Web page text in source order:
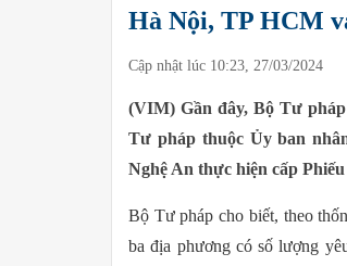
Hà Nội, TP HCM
Cập nhật lúc 10:23, 27/03/2024
(VIM) Gần đây, Bộ Tư pháp
Tư pháp thuộc Ủy ban
Nghệ An thực hiện cấp
Bộ Tư pháp cho biết, theo
ba địa phương có số lượng